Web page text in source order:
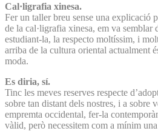
Cal·ligrafia xinesa.
Fer un taller breu sense una explicació
de la cal·ligrafia xinesa, em va semblar
estudiant-la, la respecto moltíssim, i
arriba de la cultura oriental actualment
moda.
Es diria, sí.
Tinc les meves reserves respecte
sobre tan distant dels nostres, i a sobre
empremta occidental, fer-la
vàlid, però necessitem com a mínim